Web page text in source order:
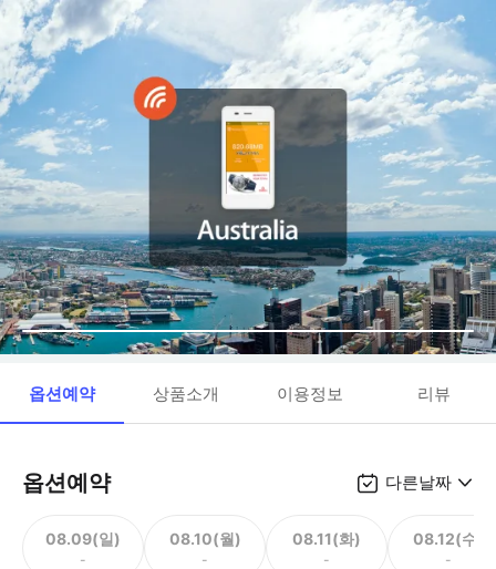
옵션예약 상품소개 이용정보 리뷰
옵션예약 다른날짜
08.09(일)
-
08.10(월)
-
08.11(화)
-
08.12(수)
-